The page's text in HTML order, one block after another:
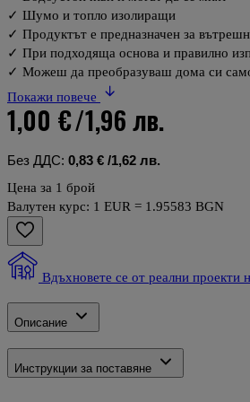
✓ Шумо и топло изолиращи
✓ Продуктът е предназначен за
✓ При подходяща основа и правилно
✓ Можеш да преобразуваш дома си
Покажи повече
1,00 €/1,96 лв.
Без ДДС: 0,83 € /1,62 лв.
Цена за 1 брой
Валутен курс: 1 EUR = 1.95583 BGN
Вдъхновете се от реални проекти
Описание
Инструкции за поставяне